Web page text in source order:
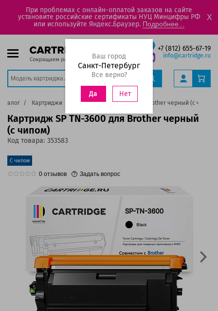
При проблемах с онлайн-оплатой заказов на сайте
установите российские сертификаты НУЦ Минцифры РФ
или используйте Яндекс.Браузер. Подробнее...
X
+7 (812) 655-67-19
info@cartridge.ru
Ваш город
Санкт-Петербург
Все верно?
Да Нет
Картриджи Картридж SP TN-3600 для Brother черный (с чипом)
Картридж SP TN-3600 для Brother черный
(с чипом)
Код товара: 353583
С чипом
0 отзывов Задать вопрос